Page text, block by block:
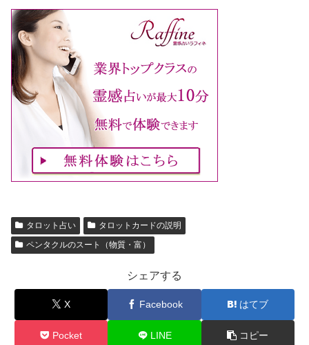
タロット占い
タロットカードの説明
ペンタクルのスート（物質・富）
シェアする
X Facebook はてブ
Pocket LINE コピー